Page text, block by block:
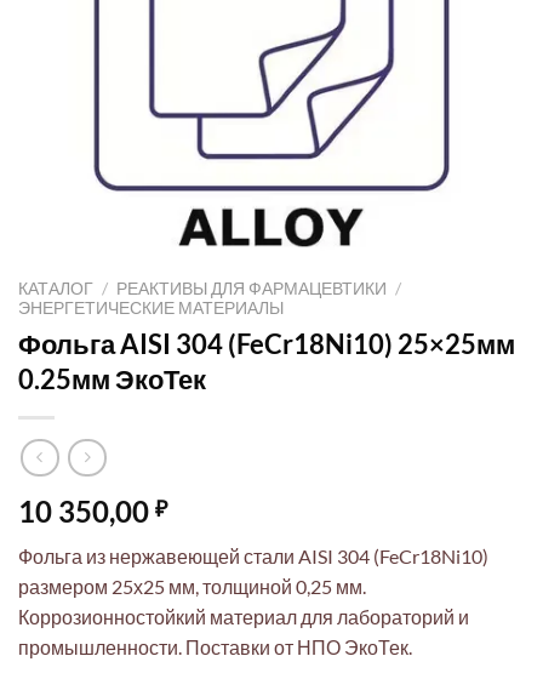
КАТАЛОГ / РЕАКТИВЫ ДЛЯ ФАРМАЦЕВТИКИ /
ЭНЕРГЕТИЧЕСКИЕ МАТЕРИАЛЫ
Фольга AISI 304 (FeCr18Ni10) 25×25мм
0.25мм ЭкоТек
10 350,00 ₽
Фольга из нержавеющей стали AISI 304 (FeCr18Ni10)
размером 25х25 мм, толщиной 0,25 мм.
Коррозионностойкий материал для лабораторий и
промышленности. Поставки от НПО ЭкоТек.